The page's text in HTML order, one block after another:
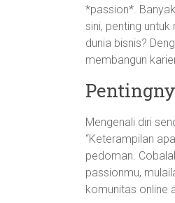
*passion*.
sini, penting
dunia bisnis?
membangun
Mengenali diri
“Keterampilan
pedoman.
passionmu,
komunitas online